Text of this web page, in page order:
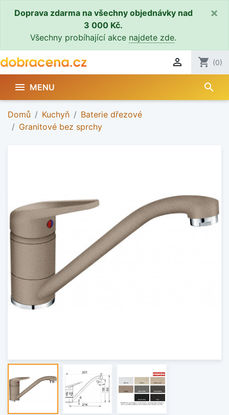
Doprava zdarma na všechny objednávky nad
3 000 Kč.
Všechny probíhající akce najdete zde.
×
 shopping_cart (0)
 MENU search
Domů Kuchyň
Baterie dřezové
Granitové bez sprchy